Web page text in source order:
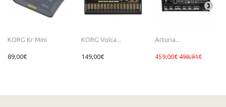
KORG Kr Mini
89,00€
KORG Volca...
149,00€
Arturia...
459,00€ 498,91€